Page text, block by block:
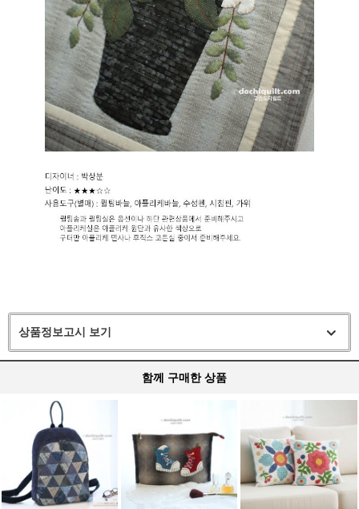
상품정보고시 보기
함께 구매한 상품